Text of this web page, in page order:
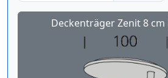
Deckenträger Zenit 8